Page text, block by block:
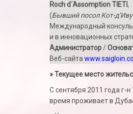
Roch d´Assomption TIETI,
(Бывший посол Кот-
Международный
и в инновационных
Администратор/
Веб-сайта
» Текущее место
С сентября 2011 года г-
время проживает в